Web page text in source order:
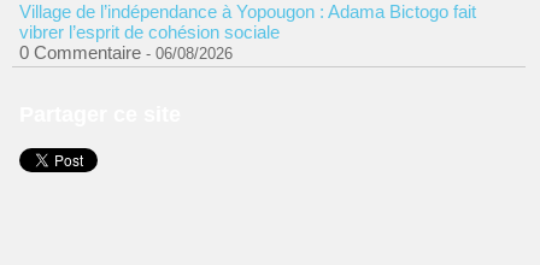
Village de l’indépendance à Yopougon : Adama Bictogo fait
vibrer l’esprit de cohésion sociale
0 Commentaire - 06/08/2026